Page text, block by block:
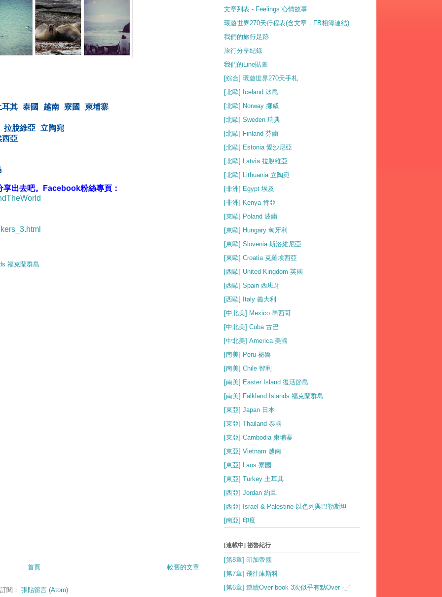
其 泰國 越南 寮國 柬埔寨
拉脫維亞 立陶宛
亞
出去吧。Facebook粉絲專頁：
福克蘭群島
較舊的文章
首頁
訂閱： 張貼留言 (Atom)
文章列表 - Feelings 心情故事
環遊世界270天行程表(含文章，FB相簿連結)
我們的旅行足跡
旅行分享紀錄
我們的Line貼圖
[綜合] 環遊世界270天手札
[北歐] Iceland 冰島
[北歐] Norway 挪威
[北歐] Sweden 瑞典
[北歐] Finland 芬蘭
[北歐] Estonia 愛沙尼亞
[北歐] Latvia 拉脫維亞
[北歐] Lithuania 立陶宛
[非洲] Egypt 埃及
[非洲] Kenya 肯亞
[東歐] Poland 波蘭
[東歐] Hungary 匈牙利
[東歐] Slovenia 斯洛維尼亞
[東歐] Croatia 克羅埃西亞
[西歐] United Kingdom 英國
[西歐] Spain 西班牙
[西歐] Italy 義大利
[中北美] Mexico 墨西哥
[中北美] Cuba 古巴
[中北美] America 美國
[南美] Peru 祕魯
[南美] Chile 智利
[南美] Easter Island 復活節島
[南美] Falkland Islands 福克蘭群島
[東亞] Japan 日本
[東亞] Thailand 泰國
[東亞] Cambodia 柬埔寨
[東亞] Vietnam 越南
[東亞] Laos 寮國
[東亞] Turkey 土耳其
[西亞] Jordan 約旦
[西亞] Israel & Palestine 以色列與巴勒斯坦
[南亞] 印度
[連載中] 祕魯紀行
[第8章] 印加帝國
[第7章] 飛往庫斯科
[第6章] 連續Over book 3次似乎有點Over -_-"